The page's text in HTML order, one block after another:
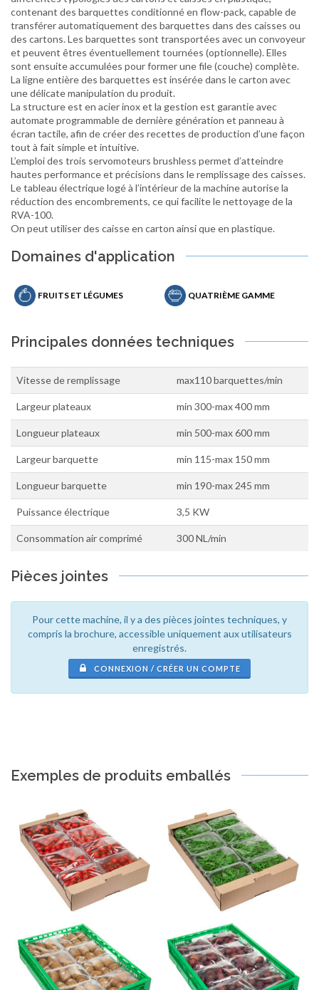
contenant des barquettes conditionné en flow-pack, capable de
transférer automatiquement des barquettes dans des caisses ou
des cartons. Les barquettes sont transportées avec un convoyeur
et peuvent êtres éventuellement tournées (optionnelle). Elles
sont ensuite accumulées pour former une file (couche) complète.
La ligne entière des barquettes est insérée dans le carton avec
une délicate manipulation du produit.
La structure est en acier inox et la gestion est garantie avec
automate programmable de dernière génération et panneau à
écran tactile, afin de créer des recettes de production d’une façon
tout à fait simple et intuitive.
L’emploi des trois servomoteurs brushless permet d’atteindre
hautes performance et précisions dans le remplissage des caisses.
Le tableau électrique logé à l’intérieur de la machine autorise la
réduction des encombrements, ce qui facilite le nettoyage de la
RVA-100.
On peut utiliser des caisse en carton ainsi que en plastique.
Domaines d'application
FRUITS ET LÉGUMES QUATRIÈME GAMME
Principales données techniques
Vitesse de remplissage max110 barquettes/min
Largeur plateaux min 300-max 400 mm
Longueur plateaux min 500-max 600 mm
Largeur barquette min 115-max 150 mm
Longueur barquette min 190-max 245 mm
Puissance électrique 3,5 KW
Consommation air comprimé 300 NL/min
Pièces jointes
Pour cette machine, il y a des pièces jointes techniques, y
compris la brochure, accessible uniquement aux utilisateurs
enregistrés.
CONNEXION / CRÉER UN COMPTE
Exemples de produits emballés